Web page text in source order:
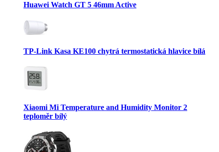
Huawei Watch GT 5 46mm Active
TP-Link Kasa KE100 chytrá termostatická hlavice bílá
Xiaomi Mi Temperature and Humidity Monitor 2
teploměr bílý